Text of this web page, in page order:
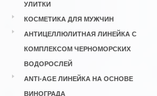
УЛИТКИ
КОСМЕТИКА ДЛЯ МУЖЧИН
АНТИЦЕЛЛЮЛИТНАЯ ЛИНЕЙКА С
КОМПЛЕКСОМ ЧЕРНОМОРСКИХ
ВОДОРОСЛЕЙ
ANTI-AGE ЛИНЕЙКА НА ОСНОВЕ
ВИНОГРАДА